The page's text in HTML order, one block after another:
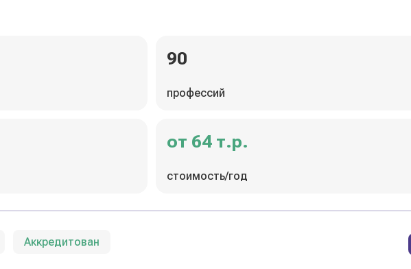
90
профессий
от 64 т.р.
стоимость/год
Аккредитован